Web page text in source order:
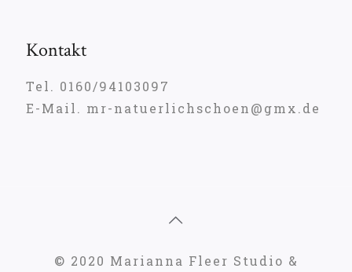
Kontakt
Tel. 0160/94103097
E-Mail. mr-natuerlichschoen@gmx.de
© 2020 Marianna Fleer Studio &